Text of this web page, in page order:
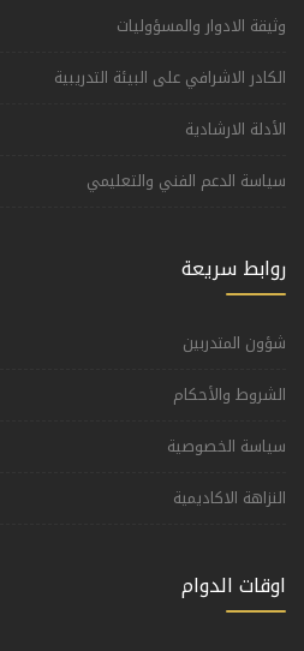
وثيقة الادوار والمسؤوليات
الكادر الاشرافي على البيئة التدريبية
الأدلة الارشادية
سياسة الدعم الفني والتعليمي
روابط سريعة
شؤون المتدربين
الشروط والأحكام
سياسة الخصوصية
النزاهة الاكاديمية
اوقات الدوام